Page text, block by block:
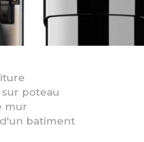
poteau
mur
batiment